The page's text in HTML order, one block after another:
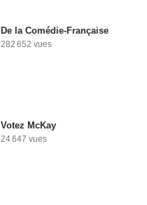
De la Comédie-Française
282 652 vues
Votez McKay
24 647 vues